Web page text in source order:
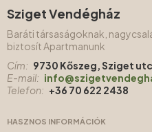
Sziget Vendégház
Baráti társaságoknak,
biztosít Apartmanunk
Cím: 9730 Kőszeg, Sziget
E-mail:
Telefon: +36 70 622 2438
HASZNOS INFORMÁCIÓK